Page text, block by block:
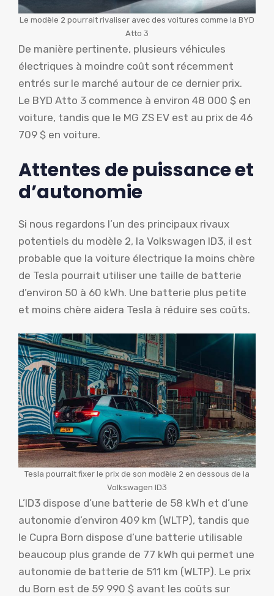
Le modèle 2 pourrait rivaliser avec des voitures comme la BYD
Atto 3
De manière pertinente, plusieurs véhicules
électriques à moindre coût sont récemment
entrés sur le marché autour de ce dernier prix.
Le BYD Atto 3 commence à environ 48 000 $ en
voiture, tandis que le MG ZS EV est au prix de 46
709 $ en voiture.
Attentes de puissance et
d’autonomie
Si nous regardons l’un des principaux rivaux
potentiels du modèle 2, la Volkswagen ID3, il est
probable que la voiture électrique la moins chère
de Tesla pourrait utiliser une taille de batterie
d’environ 50 à 60 kWh. Une batterie plus petite
et moins chère aidera Tesla à réduire ses coûts.
Tesla pourrait fixer le prix de son modèle 2 en dessous de la
Volkswagen ID3
L’ID3 dispose d’une batterie de 58 kWh et d’une
autonomie d’environ 409 km (WLTP), tandis que
le Cupra Born dispose d’une batterie utilisable
beaucoup plus grande de 77 kWh qui permet une
autonomie de batterie de 511 km (WLTP). Le prix
du Born est de 59 990 $ avant les coûts sur